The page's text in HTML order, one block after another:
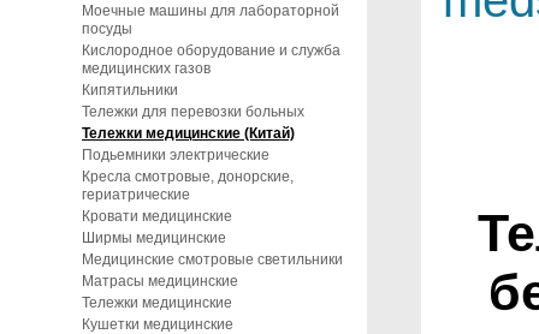
Моечные машины для лабораторной
посуды
Кислородное оборудование и служба
медицинских газов
Кипятильники
Тележки для перевозки больных
Тележки медицинские (Китай)
Подьемники электрические
Кресла смотровые, донорские,
гериатрические
Кровати медицинские
Ширмы медицинские
Медицинские смотровые светильники
Матрасы медицинские
Тележки медицинские
Кушетки медицинские